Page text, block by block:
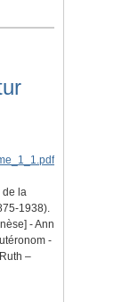
de la
1938).
- Ann
-
–